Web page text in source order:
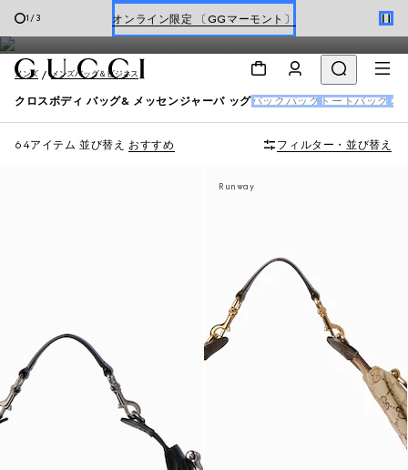
1 /3 オンライン限定 〔GGマーモント〕
ホリデーに最適なトラベルアイテム
メッセンジャー＆クロスボディバッグ
メンズ メンズバッグ＆ビジネス
クロスボディ バッグ& メッセンジャーバ ッグバックパック トートバッグ ス
64アイテム 並び替え おすすめ フィルター・並び替え
Runway